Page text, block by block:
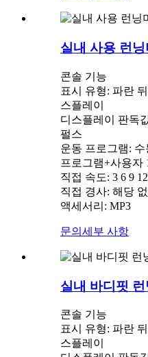
실내 사용 런
콘솔 기능
표시 유형: 파란
스플레이
디스플레이 판독
펄스
운동 프로그램:
프로그램+사용자
직접 속도: 3 6 9 12
직접 경사: 해당
액세서리: MP3
문의 세부 사항
실내 바디핏 런
콘솔 기능
표시 유형: 파란
스플레이